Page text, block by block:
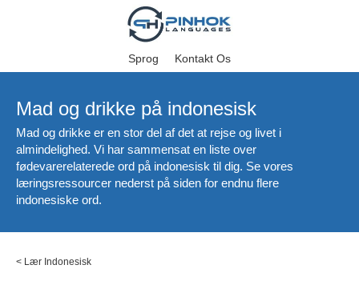
Sprog Kontakt Os
Mad og drikke på indonesisk
Mad og drikke er en stor del af det at rejse og livet i
almindelighed. Vi har sammensat en liste over
fødevarerelaterede ord på indonesisk til dig. Se vores
læringsressourcer nederst på siden for endnu flere
indonesiske ord.
< Lær Indonesisk